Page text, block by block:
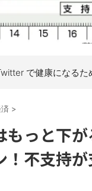
で健康になるた
>
もっと下
！不支持